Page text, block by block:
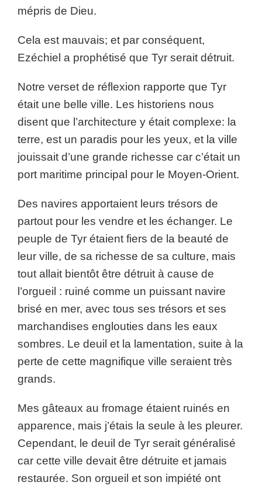
mépris de Dieu.
Cela est mauvais; et par conséquent,
Ezéchiel a prophétisé que Tyr serait détruit.
Notre verset de réflexion rapporte que Tyr
était une belle ville. Les historiens nous
disent que l’architecture y était complexe: la
terre, est un paradis pour les yeux, et la ville
jouissait d’une grande richesse car c’était un
port maritime principal pour le Moyen-Orient.
Des navires apportaient leurs trésors de
partout pour les vendre et les échanger. Le
peuple de Tyr étaient fiers de la beauté de
leur ville, de sa richesse de sa culture, mais
tout allait bientôt être détruit à cause de
l’orgueil : ruiné comme un puissant navire
brisé en mer, avec tous ses trésors et ses
marchandises englouties dans les eaux
sombres. Le deuil et la lamentation, suite à la
perte de cette magnifique ville seraient très
grands.
Mes gâteaux au fromage étaient ruinés en
apparence, mais j’étais la seule à les pleurer.
Cependant, le deuil de Tyr serait généralisé
car cette ville devait être détruite et jamais
restaurée. Son orgueil et son impiété ont